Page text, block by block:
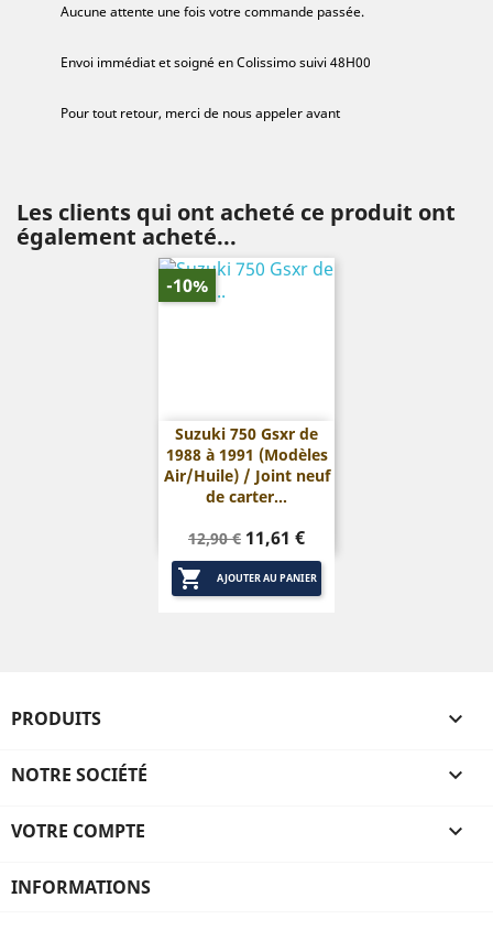
Aucune attente une fois votre commande passée.
Envoi immédiat et soigné en Colissimo suivi 48H00
Pour tout retour, merci de nous appeler avant
Les clients qui ont acheté ce produit ont
également acheté...
Suzuki 750 Gsxr de
1988 à 1991 (Modèles
Air/Huile) / Joint neuf
de carter...
Prix
de
base
12,90 € Prix
11,61 €
 AJOUTER AU PANIER
-10%
PRODUITS 
NOTRE SOCIÉTÉ 
VOTRE COMPTE 
INFORMATIONS